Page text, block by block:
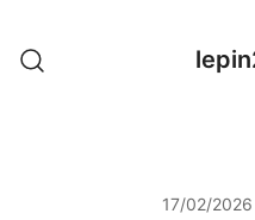
content
17/02/2026